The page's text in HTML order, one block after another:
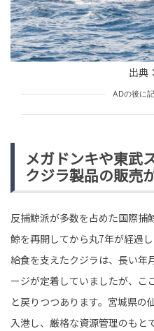
HUMAN（話題の人）
tend Editorial
「親戚のおじさ
言とは
スリがされにく
まりのリアルな
です笑」と話題
出典
ADの後に
メガドンキや東武
クジラ製品の販売
反捕鯨派が多数を占めた国際捕
鯨を再開してから丸7年が経過
給食を支えたクジラは、長い年
ージが定着していましたが、こ
と戻りつつあります。宮城県の
入港し、厳格な資源管理のもと